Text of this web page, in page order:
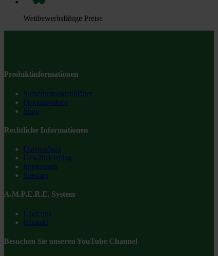
Wettbewerbsfähige Preise
Produktinformationen
Sicherheitsdatenblätter
Produktvideos
Shop
Rechtliche Informationen
Datenschutz
Gewährleistung
Impressum
Sitemap
A.M.P.E.R.E. System
Über uns
Kontakt
Besuchen Sie unseren YouTube Channel